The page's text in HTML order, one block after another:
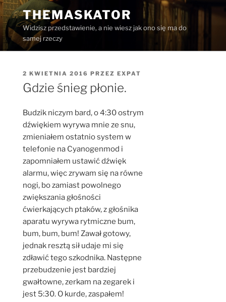
Przejdź
do
treści
THEMASKATOR
Widzisz przedstawienie, a nie wiesz jak ono się ma do
samej rzeczy
OPUBLIKOWANE
W
2 KWIETNIA 2016 PRZEZ EXPAT
Gdzie śnieg płonie.
Budzik niczym bard, o 4:30 ostrym
dźwiękiem wyrywa mnie ze snu,
zmieniałem ostatnio system w
telefonie na Cyanogenmod i
zapomniałem ustawić dźwięk
alarmu, więc zrywam się na równe
nogi, bo zamiast powolnego
zwiększania głośności
ćwierkających ptaków, z głośnika
aparatu wyrywa rytmiczne bum,
bum, bum, bum! Zawał gotowy,
jednak resztą sił udaje mi się
zdławić tego szkodnika. Następne
przebudzenie jest bardziej
gwałtowne, zerkam na zegarek i
jest 5:30. O kurde, zaspałem!